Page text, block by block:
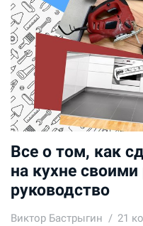
Все о том, как
на кухне
руководство
Виктор Бастрыгин 21